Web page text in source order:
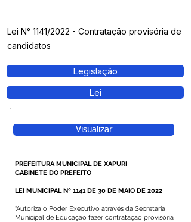
Lei N° 1141/2022 - Contratação provisória de
candidatos
Legislação
Lei
Visualizar
PREFEITURA MUNICIPAL DE XAPURI
GABINETE DO PREFEITO
LEI MUNICIPAL Nº 1141 DE 30 DE MAIO DE 2022
“Autoriza o Poder Executivo através da Secretaria
Municipal de Educação fazer contratação provisória